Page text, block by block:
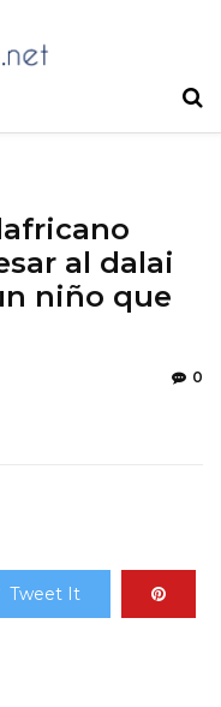
al dalai
niño que
0
Tweet It